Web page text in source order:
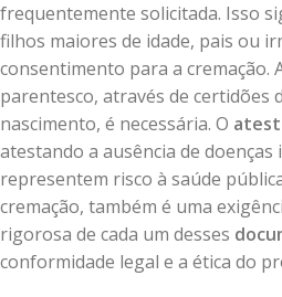
frequentemente solicitada. Isso
filhos maiores de idade, pais ou
consentimento para a cremação.
parentesco, através de certidões
nascimento, é necessária. O
atestando a ausência de
representem risco à saúde
cremação, também é uma
rigorosa de cada um desses
conformidade legal e a ética do